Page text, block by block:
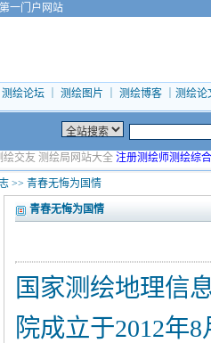
一门户网站
测绘论坛｜ 测绘图片 测绘博客｜ 测绘论
绘交友 测绘局网站大全 注册测绘师测绘综
>> 青春无悔为国情
青春无悔为国情
国家测绘地理信
院成立于2012年